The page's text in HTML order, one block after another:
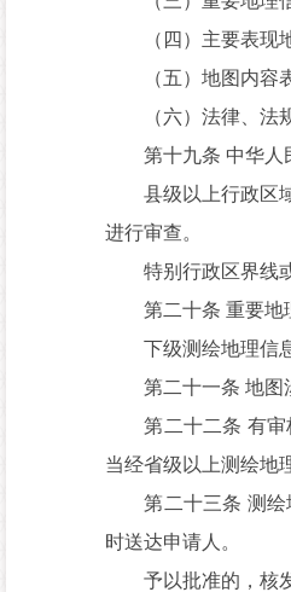
（四）主要表现地
（五）地图内容表
（六）法律、法规
第十九条 中华人民
县级以上行政区域
进行审查。
特别行政区界线或
第二十条 重要地理
下级测绘地理信息
第二十一条 地图涉
第二十二条 有审核
当经省级以上测绘地
第二十三条 测绘地
时送达申请人。
予以批准的，核发